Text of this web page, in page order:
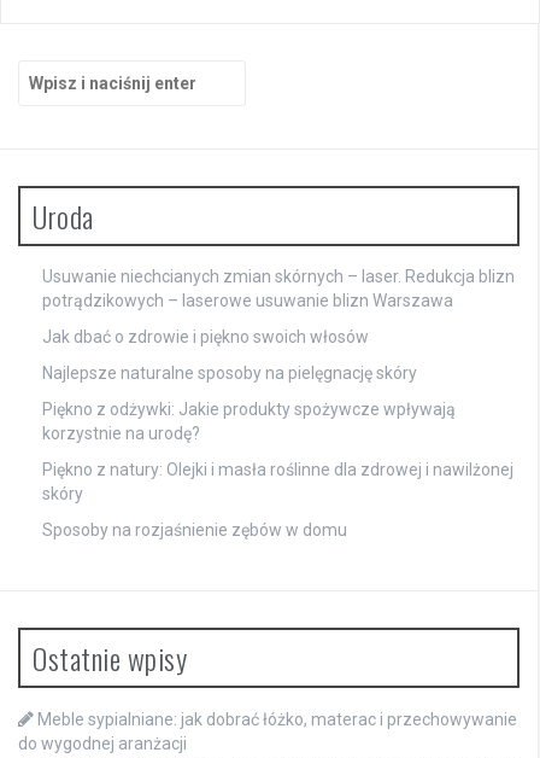
Uroda
Usuwanie niechcianych zmian skórnych – laser. Redukcja blizn
potrądzikowych – laserowe usuwanie blizn Warszawa
Jak dbać o zdrowie i piękno swoich włosów
Najlepsze naturalne sposoby na pielęgnację skóry
Piękno z odżywki: Jakie produkty spożywcze wpływają
korzystnie na urodę?
Piękno z natury: Olejki i masła roślinne dla zdrowej i nawilżonej
skóry
Sposoby na rozjaśnienie zębów w domu
Ostatnie wpisy
Meble sypialniane: jak dobrać łóżko, materac i przechowywanie
do wygodnej aranżacji